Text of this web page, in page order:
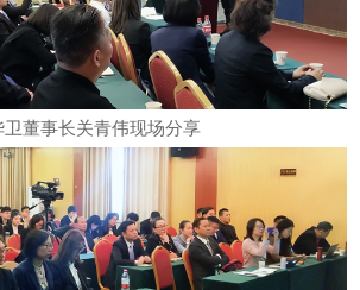
卫董事长关青伟现场分享